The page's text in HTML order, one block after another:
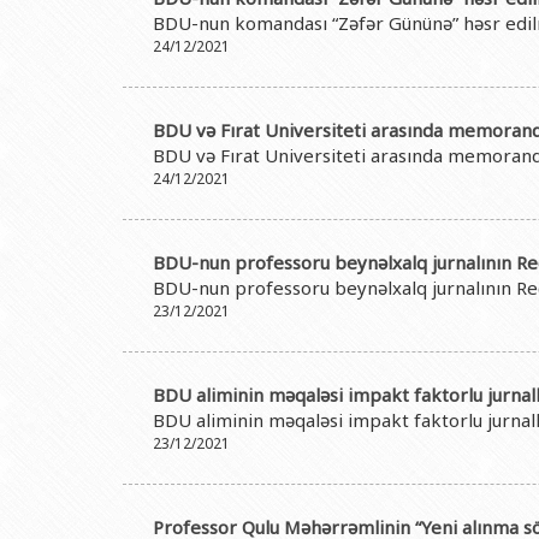
Rektorlarımız
BDU-nun məzunları
Fəxri doktorlarımız
BDU-da təhsil
BDU-da tədris olunan ixtisaslar
Humanitar
Sənədlər və
Maliyyə və təminat
Keyfiyyətin
Mədəniyyət-
İdman-sağlamlıq
Tarix
BDU-nun komandası “Zəfər Gününə” həsr
24/12/2021
BDU və Fırat Universiteti arasında
BDU və Fırat Universiteti arasında
24/12/2021
BDU-nun professoru beynəlxalq jurnalının
BDU-nun professoru beynəlxalq jurnalının
23/12/2021
BDU aliminin məqaləsi impakt faktorlu
BDU aliminin məqaləsi impakt faktorlu
23/12/2021
Professor Qulu Məhərrəmlinin “Yeni alınma